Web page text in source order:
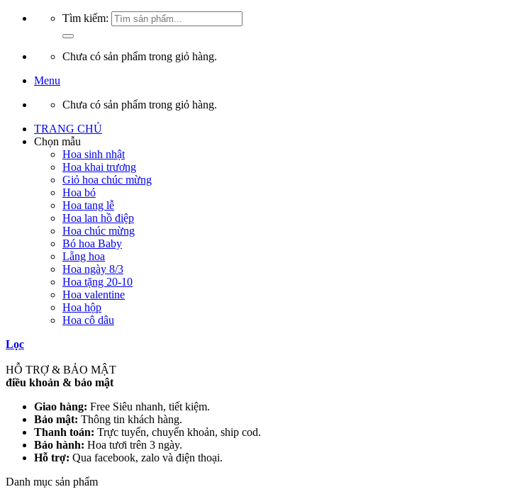
Tìm kiếm:
Chưa có sản phẩm trong giỏ hàng.
Menu
Chưa có sản phẩm trong giỏ hàng.
TRANG CHỦ
Chọn mẫu
Hoa sinh nhật
Hoa khai trương
Giỏ hoa chúc mừng
Hoa bó
Hoa tang lễ
Hoa lan hồ điệp
Hoa chúc mừng
Bó hoa Baby
Lẵng hoa
Hoa ngày 8/3
Hoa tặng 20-10
Hoa valentine
Hoa hộp
Hoa cô dâu
Lọc
HỖ TRỢ & BẢO MẬT
điều khoản & bảo mật
Giao hàng: Free Siêu nhanh, tiết kiệm.
Bảo mật: Thông tin khách hàng.
Thanh toán: Trực tuyến, chuyển khoản, ship cod.
Bảo hành: Hoa tươi trên 3 ngày.
Hỗ trợ: Qua facebook, zalo và điện thoại.
Danh mục sản phẩm